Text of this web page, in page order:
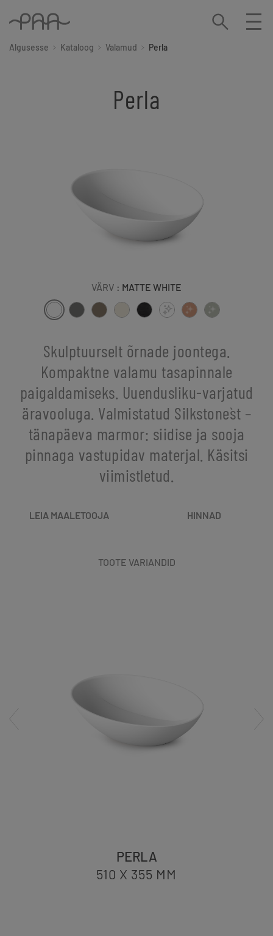
Algusesse Kataloog Valamud Perla
Perla
VÄRV : MATTE WHITE
Skulptuurselt õrnade joontega.
Kompaktne valamu tasapinnale
paigaldamiseks. Uuendusliku-varjatud
äravooluga. Valmistatud Silkstone`st –
tänapäeva marmor: siidise ja sooja
pinnaga vastupidav materjal. Käsitsi
viimistletud.
LEIA MAALETOOJA HINNAD
TOOTE VARIANDID
PERLA
510 X 355 MM